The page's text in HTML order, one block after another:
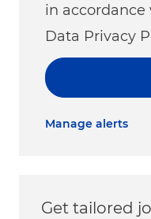
in
Data Privacy
Manage alerts
Get tailored